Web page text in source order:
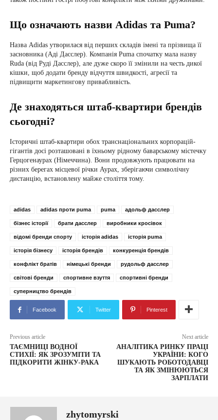
Що означають назви Adidas та Puma?
Назва Adidas утворилася від перших складів імені та прізвища її
засновника (Аді Дасслер). Компанія Puma спочатку мала назву
Ruda (від Руді Дасслер), але дуже скоро її змінили на честь дикої
кішки, щоб додати бренду відчуття швидкості, агресії та
підвищити маркетингову привабливість.
Де знаходяться штаб-квартири брендів
сьогодні?
Історичні штаб-квартири обох транснаціональних корпорацій-
гігантів досі розташовані в їхньому рідному баварському містечку
Герцогенаурах (Німеччина). Вони продовжують працювати на
різних берегах місцевої річки Аурах, зберігаючи символічну
дистанцію, встановлену майже століття тому.
adidas adidas проти puma puma адольф дасслер
бізнес історії брати дасслер виробники кросівок
відомі бренди спорту історія adidas історія puma
історія бізнесу історія брендів конкуренція брендів
конфлікт братів німецькі бренди рудольф дасслер
світові бренди спортивне взуття спортивні бренди
суперництво брендів
Facebook Twitter Pinterest
Previous article
ТАЄМНИЦІ ВОДНОЇ
СТИХІЇ: ЯК ЗРОЗУМІТИ ТА
ПІДКОРИТИ ЖІНКУ-РАКА
Next article
АНАЛІТИКА РИНКУ ПРАЦІ
УКРАЇНИ: КОГО
ШУКАЮТЬ РОБОТОДАВЦІ
ТА ЯК ЗМІНЮЮТЬСЯ
ЗАРПЛАТИ
zhytomyrski